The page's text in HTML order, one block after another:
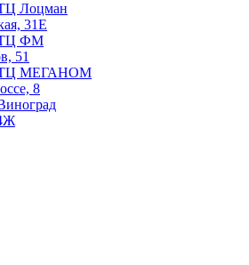
Лоцман
31Е
ТЦ ФМ
51
ТЦ МЕГАНОМ
8